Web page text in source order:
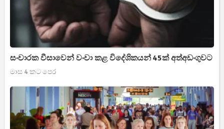
සංචාරක වීසාවෙන් වංචා කළ විදේශිකයන් 45ක් අත්අඩංගුවට
මාස 4 කට පෙර